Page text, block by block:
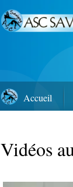
Accueil
Vidéos